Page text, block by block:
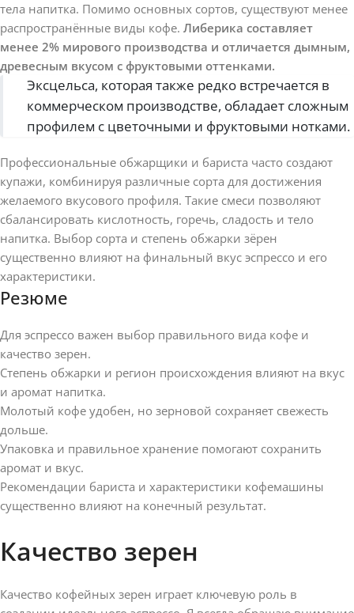
тела напитка. Помимо основных сортов, существуют менее
распространённые виды кофе. Либерика составляет
менее 2% мирового производства и отличается дымным,
древесным вкусом с фруктовыми оттенками.
Эксцельса, которая также редко встречается в
коммерческом производстве, обладает сложным
профилем с цветочными и фруктовыми нотками.
Профессиональные обжарщики и бариста часто создают
купажи, комбинируя различные сорта для достижения
желаемого вкусового профиля. Такие смеси позволяют
сбалансировать кислотность, горечь, сладость и тело
напитка. Выбор сорта и степень обжарки зёрен
существенно влияют на финальный вкус эспрессо и его
характеристики.
Резюме
Для эспрессо важен выбор правильного вида кофе и
качество зерен.
Степень обжарки и регион происхождения влияют на вкус
и аромат напитка.
Молотый кофе удобен, но зерновой сохраняет свежесть
дольше.
Упаковка и правильное хранение помогают сохранить
аромат и вкус.
Рекомендации бариста и характеристики кофемашины
существенно влияют на конечный результат.
Качество зерен
Качество кофейных зерен играет ключевую роль в